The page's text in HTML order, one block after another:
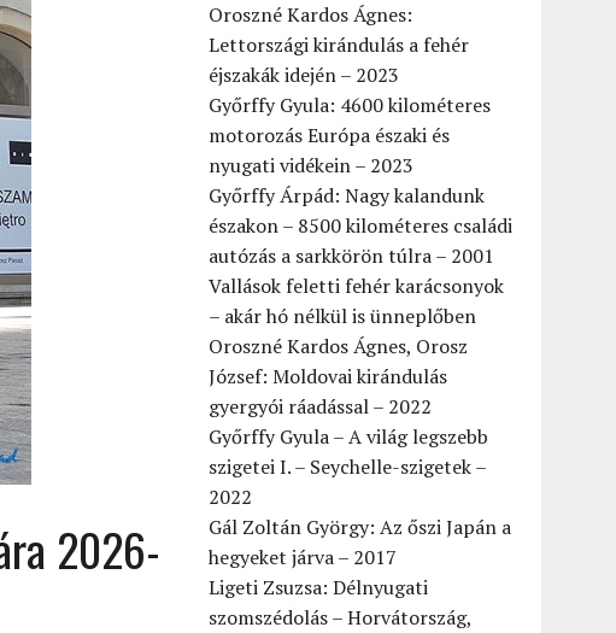
2026-
Oroszné Kardos Ágnes:
Lettországi kirándulás a fehér
éjszakák idején – 2023
Győrffy Gyula: 4600 kilométeres
motorozás Európa északi és
nyugati vidékein – 2023
Győrffy Árpád: Nagy kalandunk
északon – 8500 kilométeres családi
autózás a sarkkörön túlra – 2001
Vallások feletti fehér karácsonyok
– akár hó nélkül is ünneplőben
Oroszné Kardos Ágnes, Orosz
József: Moldovai kirándulás
gyergyói ráadással – 2022
Győrffy Gyula – A világ legszebb
szigetei I. – Seychelle-szigetek –
2022
Gál Zoltán György: Az őszi Japán a
hegyeket járva – 2017
Ligeti Zsuzsa: Délnyugati
szomszédolás – Horvátország,